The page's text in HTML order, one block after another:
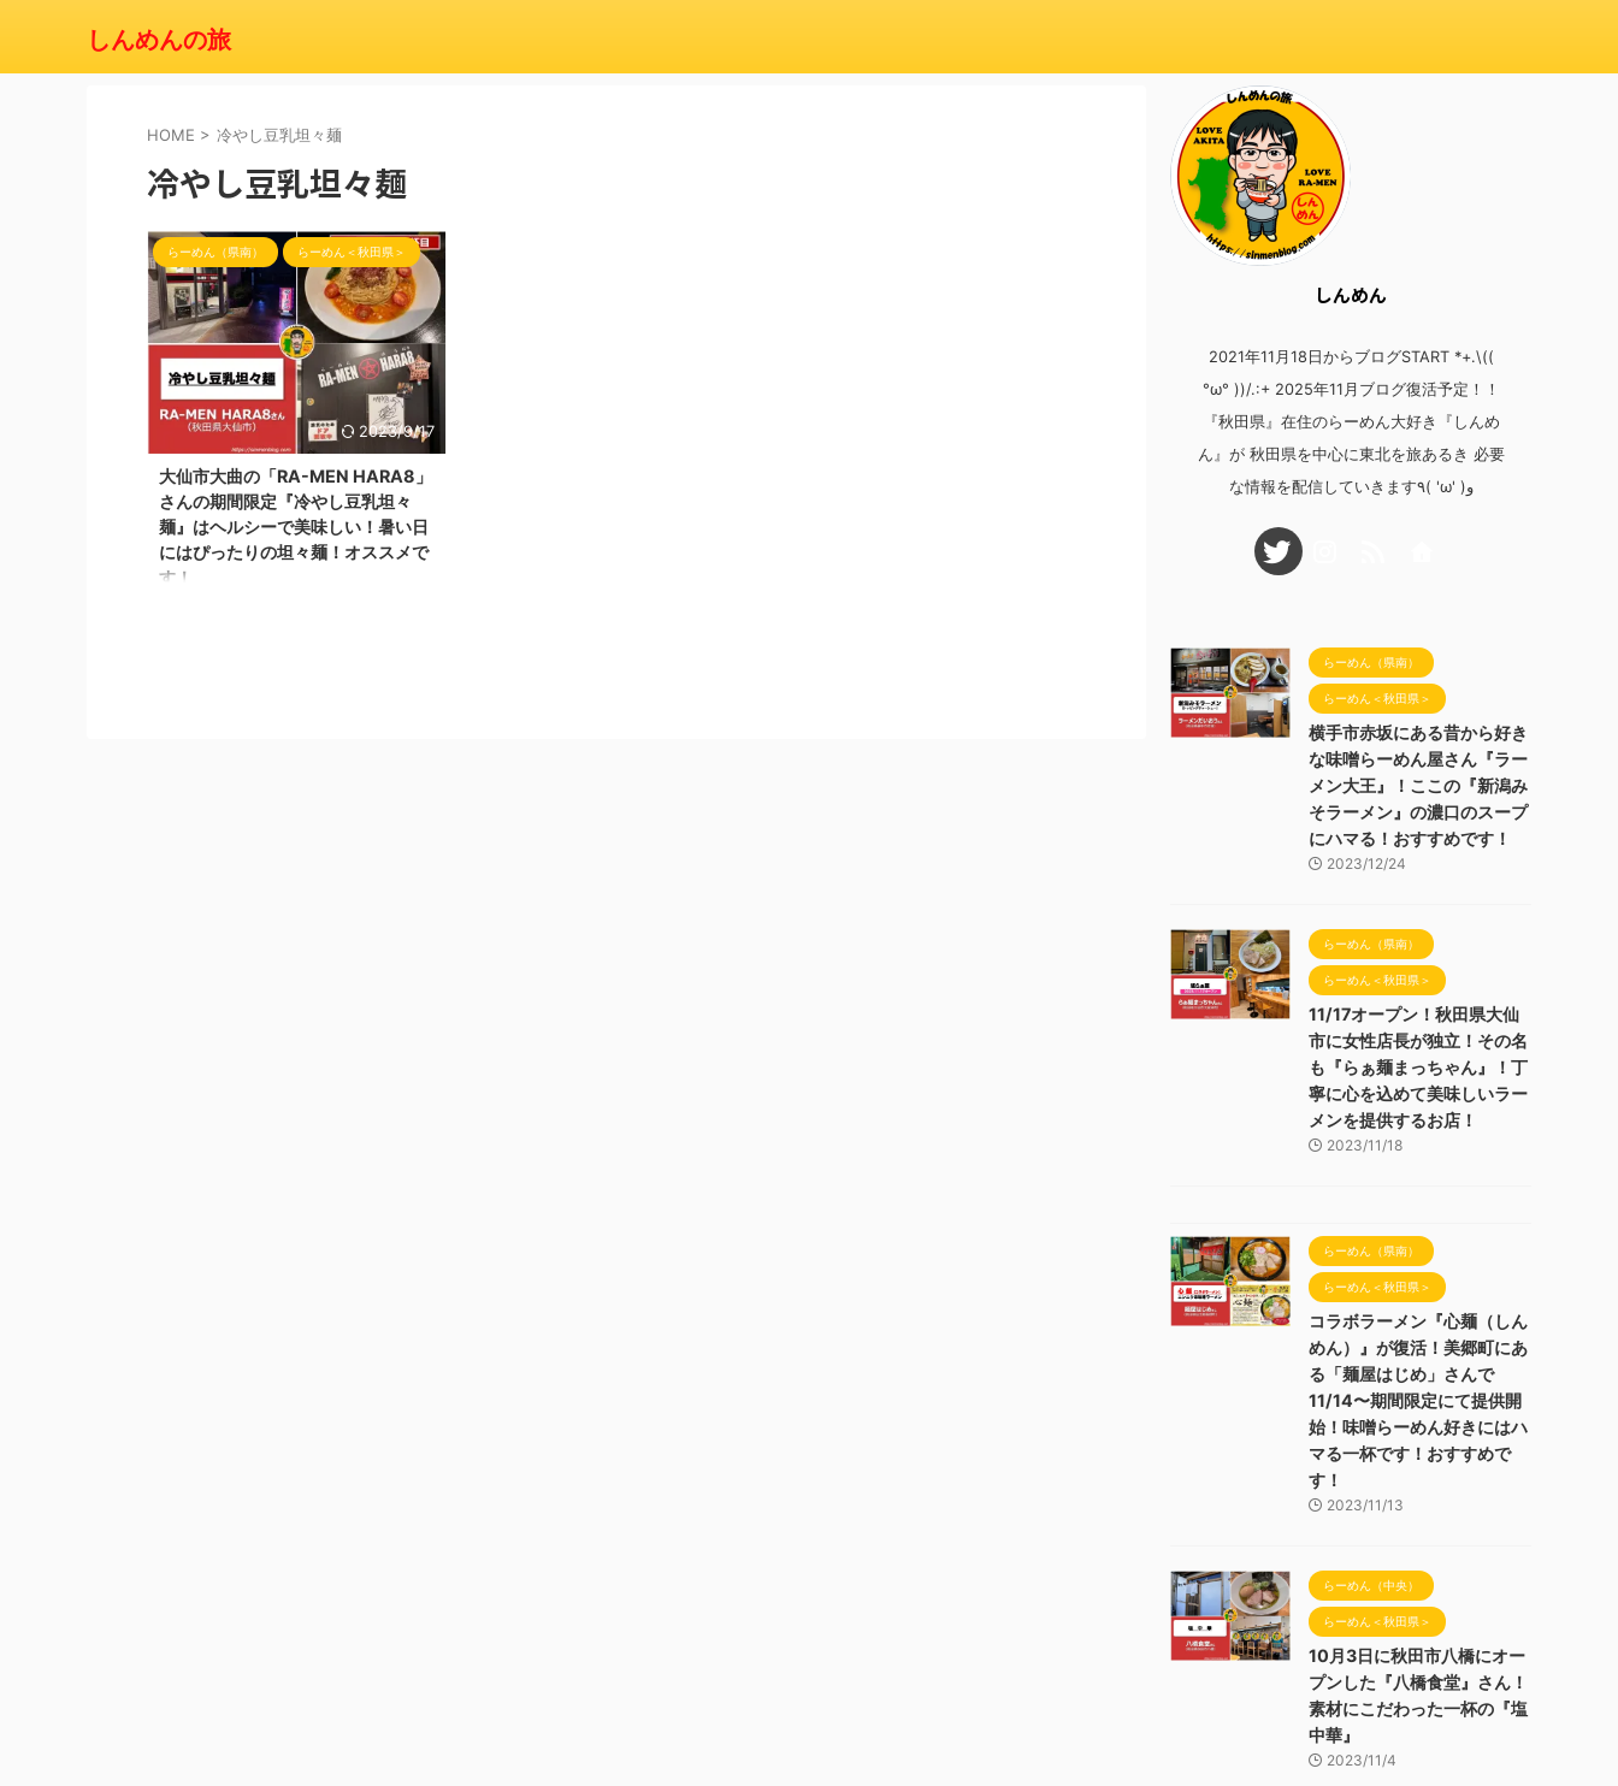
しんめんの旅
HOME > 冷やし豆乳坦々麺
冷やし豆乳坦々麺
らーめん（県南） らーめん＜秋田県＞
2023/9/17
大仙市大曲の「RA-MEN HARA8」
さんの期間限定『冷やし豆乳坦々
麺』はヘルシーで美味しい！暑い日
にはぴったりの坦々麺！オススメで
す！
しんめん
2021年11月18日からブログSTART *+.\((
°ω° ))/.:+ 2025年11月ブログ復活予定！！
『秋田県』在住のらーめん大好き『しんめ
ん』が 秋田県を中心に東北を旅あるき 必要
な情報を配信していきます٩( 'ω' )و
らーめん（県南）
らーめん＜秋田県＞
横手市赤坂にある昔から好き
な味噌らーめん屋さん『ラー
メン大王』！ここの『新潟み
そラーメン』の濃口のスープ
にハマる！おすすめです！
2023/12/24
らーめん（県南）
らーめん＜秋田県＞
11/17オープン！秋田県大仙
市に女性店長が独立！その名
も『らぁ麺まっちゃん』！丁
寧に心を込めて美味しいラー
メンを提供するお店！
2023/11/18
らーめん（県南）
らーめん＜秋田県＞
コラボラーメン『心麺（しん
めん）』が復活！美郷町にあ
る「麺屋はじめ」さんで
11/14〜期間限定にて提供開
始！味噌らーめん好きにはハ
マる一杯です！おすすめで
す！
2023/11/13
らーめん（中央）
らーめん＜秋田県＞
10月3日に秋田市八橋にオー
プンした『八橋食堂』さん！
素材にこだわった一杯の『塩
中華』
2023/11/4